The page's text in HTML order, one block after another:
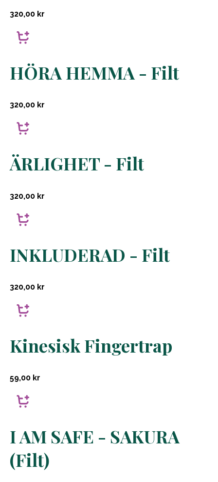
320,00 kr
HÖRA HEMMA - Filt
320,00 kr
ÄRLIGHET - Filt
320,00 kr
INKLUDERAD - Filt
320,00 kr
Kinesisk Fingertrap
59,00 kr
I AM SAFE - SAKURA
(Filt)